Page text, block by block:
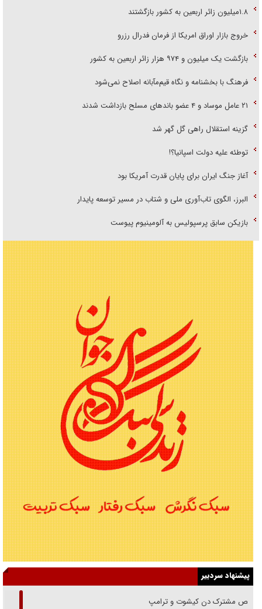
۱.۸میلیون زائر اربعین به کشور بازگشتند
خروج بازار اوراق امریکا از فرمان فدرال رزرو
بازگشت یک میلیون و ۹۷۴ هزار زائر اربعین به کشور
فرهنگ با بخشنامه و نگاه قیم‌مآبانه اصلاح نمی‌شود
۲۱ عامل موساد و ۴ عضو باند‌های مسلح بازداشت شدند
گزینه استقلال راهی گل گهر شد
توطئه علیه دولت اسپانیا؟!
آغاز جنگ ایران برای پایان قدرت آمریکا بود
البرز، الگوی تاب‌آوری ملی و شتاب در مسیر توسعه پایدار
بازیکن سابق پرسپولیس به آلومینیوم پیوست
پیشنهاد سردبیر
رقص مشترک دن کیشوت و ترامپ